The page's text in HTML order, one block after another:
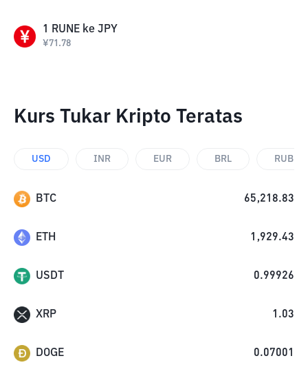
1 RUNE ke JPY
¥71.78
Kurs Tukar Kripto Teratas
USD INR EUR BRL RUB
BTC 65,218.83
ETH 1,929.43
USDT 0.99926
XRP 1.03
DOGE 0.07001